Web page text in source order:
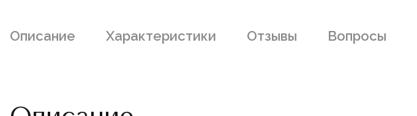
Описание Характеристики Отзывы Вопросы